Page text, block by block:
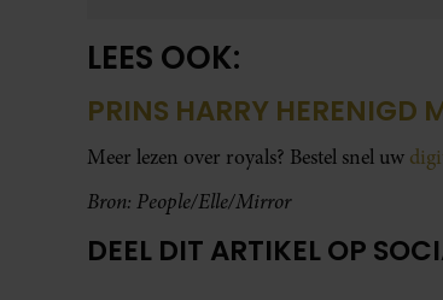
LEES OOK:
PRINS HARRY HERENIGD
Meer lezen over royals? Bestel snel uw
Bron: People/Elle/Mirror
DEEL DIT ARTIKEL OP